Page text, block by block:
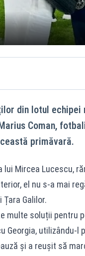
din lotul echipei
Coman,
primăvară.
Mircea Lucescu,
el nu s-a mai
Galilor.
multe soluții pentru
Georgia, utilizându-l
și a reușit să